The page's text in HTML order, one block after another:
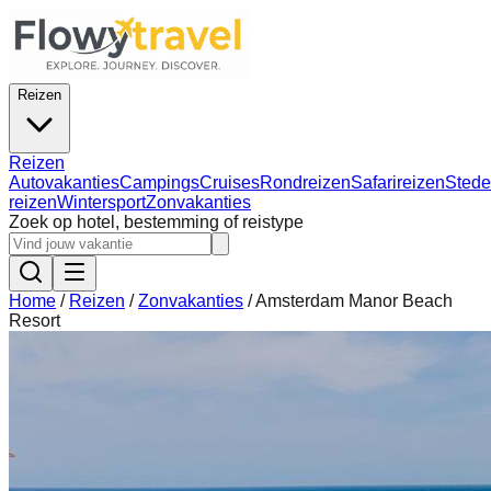
Reizen
Reizen
AutovakantiesCampingsCruisesRondreizenSafarireizen
reizenWintersportZonvakanties
Zoek op hotel, bestemming of reistype
Home / Reizen /Zonvakanties /Amsterdam Manor Beach
Resort